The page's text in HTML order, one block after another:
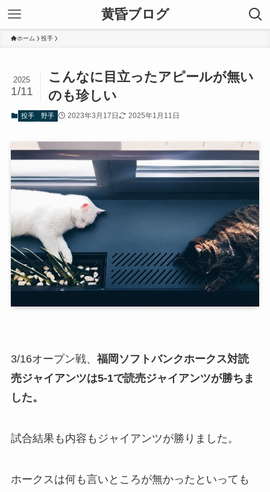
黄昏ブログ
ホーム 投手
こんなに目立ったアピールが無い
のも珍しい
2025
1/11
投手 野手 2023年3月17日 2025年1月11日
3/16オープン戦、 福岡ソフトバンクホークス対読
売ジャイアンツは5-1で読売ジャイアンツが勝ちま
した。
試合結果も内容もジャイアンツが勝りました。
ホークスは何も言いところが無かったといっても